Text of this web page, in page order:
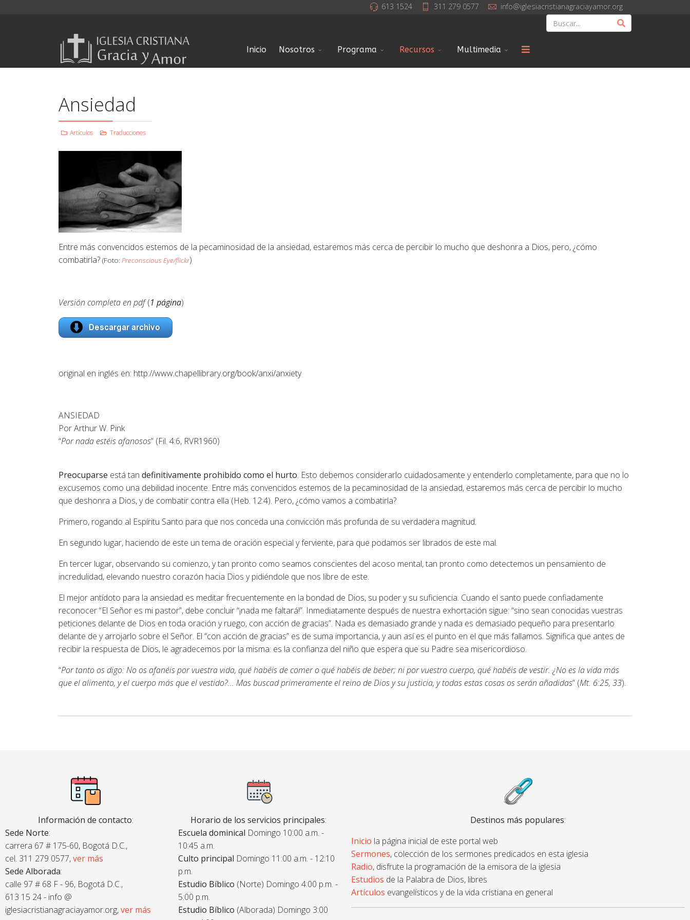
613 1524 311 279 0577 info@iglesiacristianagraciayamor.org
Inicio Nosotros Programa Recursos Multimedia
Ansiedad
Artículos Traducciones
Entre más convencidos estemos de la pecaminosidad de la ansiedad, estaremos más cerca de percibir lo mucho que deshonra a Dios, pero, ¿cómo
combatirla? (Foto: Preconscious Eye/flickr)
Versión completa en pdf(1 página)
original en inglés en: http://www.chapellibrary.org/book/anxi/anxiety
ANSIEDAD
Por Arthur W. Pink
“Por nada estéis afanosos” (Fil. 4:6, RVR1960)
Preocuparse está tan definitivamente prohibido como el hurto. Esto debemos considerarlo cuidadosamente y entenderlo completamente, para que no lo
excusemos como una debilidad inocente. Entre más convencidos estemos de la pecaminosidad de la ansiedad, estaremos más cerca de percibir lo mucho
que deshonra a Dios, y de combatir contra ella (Heb. 12:4). Pero, ¿cómo vamos a combatirla?
Primero, rogando al Espíritu Santo para que nos conceda una convicción más profunda de su verdadera magnitud.
En segundo lugar, haciendo de este un tema de oración especial y ferviente, para que podamos ser librados de este mal.
En tercer lugar, observando su comienzo, y tan pronto como seamos conscientes del acoso mental, tan pronto como detectemos un pensamiento de
incredulidad, elevando nuestro corazón hacia Dios y pidiéndole que nos libre de este.
El mejor antídoto para la ansiedad es meditar frecuentemente en la bondad de Dios, su poder y su suficiencia. Cuando el santo puede confiadamente
reconocer “El Señor es mi pastor”, debe concluir “¡nada me faltará!”. Inmediatamente después de nuestra exhortación sigue: “sino sean conocidas vuestras
peticiones delante de Dios en toda oración y ruego, con acción de gracias”. Nada es demasiado grande y nada es demasiado pequeño para presentarlo
delante de y arrojarlo sobre el Señor. El “con acción de gracias” es de suma importancia, y aun así es el punto en el que más fallamos. Significa que antes de
recibir la respuesta de Dios, le agradecemos por la misma: es la confianza del niño que espera que su Padre sea misericordioso.
“Por tanto os digo: No os afanéis por vuestra vida, qué habéis de comer o qué habéis de beber; ni por vuestro cuerpo, qué habéis de vestir. ¿No es la vida más
que el alimento, y el cuerpo más que el vestido?... Mas buscad primeramente el reino de Dios y su justicia, y todas estas cosas os serán añadidas” (Mt. 6:25, 33).
Información de contacto:
Sede Norte:
carrera 67 # 175-60, Bogotá D.C.,
cel. 311 279 0577,ver más
Sede Alborada:
calle 97 # 68 F - 96, Bogotá D.C.,
613 15 24 - info @
iglesiacristianagraciayamor.org,ver más
Horario de los servicios principales:
Escuela dominical Domingo 10:00 a.m. -
10:45 a.m.
Culto principal Domingo 11:00 a.m. - 12:10
p.m.
Estudio Bíblico (Norte) Domingo 4:00 p.m. -
5:00 p.m.
Estudio Bíblico (Alborada) Domingo 3:00
Destinos más populares:
Inicio la página inicial de este portal web
Sermones, colección de los sermones predicados en esta iglesia
Radio, disfrute la programación de la emisora de la iglesia
Estudios de la Palabra de Dios, libres
Artículos evangelísticos y de la vida cristiana en general